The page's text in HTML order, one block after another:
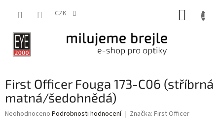
CZK
First Officer Fouga 173-C06 (stříbrná
matná/šedohnědá)
Průměrné
Neohodnoceno Podrobnosti hodnocení Značka: First Officer